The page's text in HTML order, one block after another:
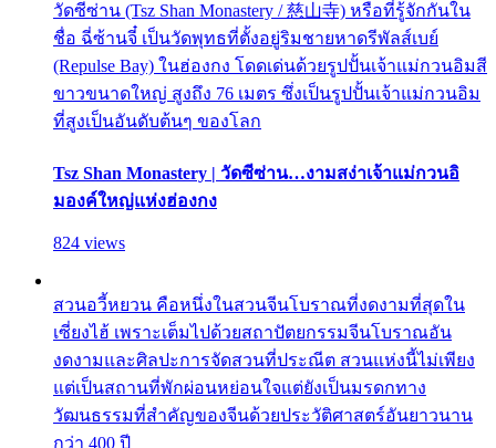
วัดซีซ่าน (Tsz Shan Monastery / 慈山寺) หรือที่รู้จักกันใน
ชื่อ ฉี่ซ้านจี๋ เป็นวัดพุทธที่ตั้งอยู่ริมชายหาดรีพัลส์เบย์
(Repulse Bay) ในฮ่องกง โดดเด่นด้วยรูปปั้นเจ้าแม่กวนอิมสี
ขาวขนาดใหญ่ สูงถึง 76 เมตร ซึ่งเป็นรูปปั้นเจ้าแม่กวนอิม
ที่สูงเป็นอันดับต้นๆ ของโลก
Tsz Shan Monastery | วัดซีซ่าน…งามสง่าเจ้าแม่กวนอิ
มองค์ใหญ่แห่งฮ่องกง
824 views
สวนอวี้หยวน คือหนึ่งในสวนจีนโบราณที่งดงามที่สุดใน
เซี่ยงไฮ้ เพราะเต็มไปด้วยสถาปัตยกรรมจีนโบราณอัน
งดงามและศิลปะการจัดสวนที่ประณีต สวนแห่งนี้ไม่เพียง
แต่เป็นสถานที่พักผ่อนหย่อนใจแต่ยังเป็นมรดกทาง
วัฒนธรรมที่สำคัญของจีนด้วยประวัติศาสตร์อันยาวนาน
กว่า 400 ปี